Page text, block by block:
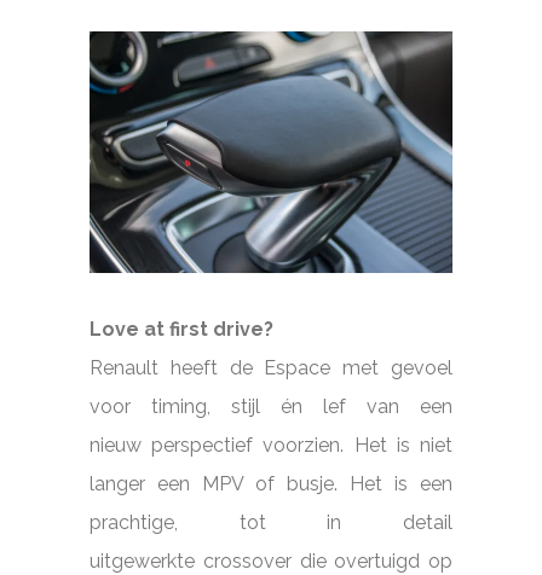
Love at first drive?
Renault heeft de Espace met gevoel
voor timing, stijl én lef van een
nieuw perspectief voorzien. Het is niet
langer een MPV of busje. Het is een
prachtige, tot in detail
uitgewerkte crossover die overtuigd op